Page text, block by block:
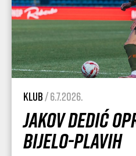
Klub/ 6.7.2026.
Jakov Dedić
Bijelo-plavih